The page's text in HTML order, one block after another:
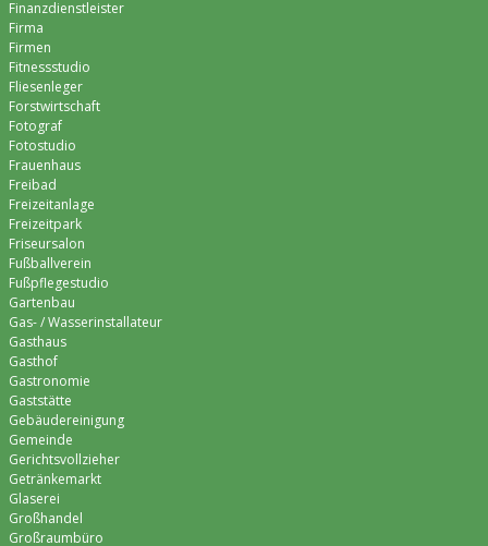
Finanzdienstleister
Firma
Firmen
Fitnessstudio
Fliesenleger
Forstwirtschaft
Fotograf
Fotostudio
Frauenhaus
Freibad
Freizeitanlage
Freizeitpark
Friseursalon
Fußballverein
Fußpflegestudio
Gartenbau
Gas- / Wasserinstallateur
Gasthaus
Gasthof
Gastronomie
Gaststätte
Gebäudereinigung
Gemeinde
Gerichtsvollzieher
Getränkemarkt
Glaserei
Großhandel
Großraumbüro